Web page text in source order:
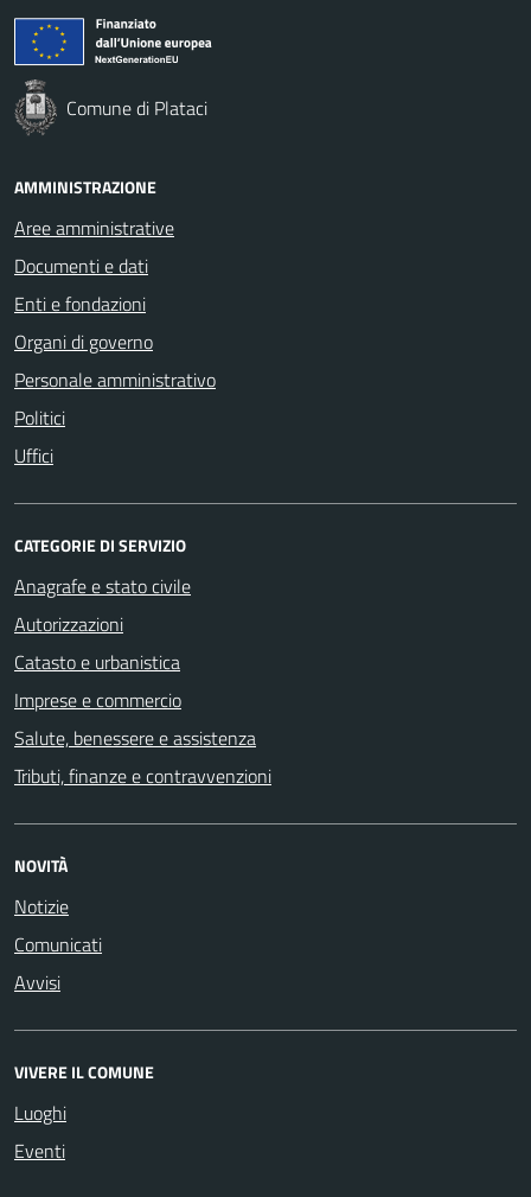
Comune di Plataci
AMMINISTRAZIONE
Aree amministrative
Documenti e dati
Enti e fondazioni
Organi di governo
Personale amministrativo
Politici
Uffici
CATEGORIE DI SERVIZIO
Anagrafe e stato civile
Autorizzazioni
Catasto e urbanistica
Imprese e commercio
Salute, benessere e assistenza
Tributi, finanze e contravvenzioni
NOVITÀ
Notizie
Comunicati
Avvisi
VIVERE IL COMUNE
Luoghi
Eventi